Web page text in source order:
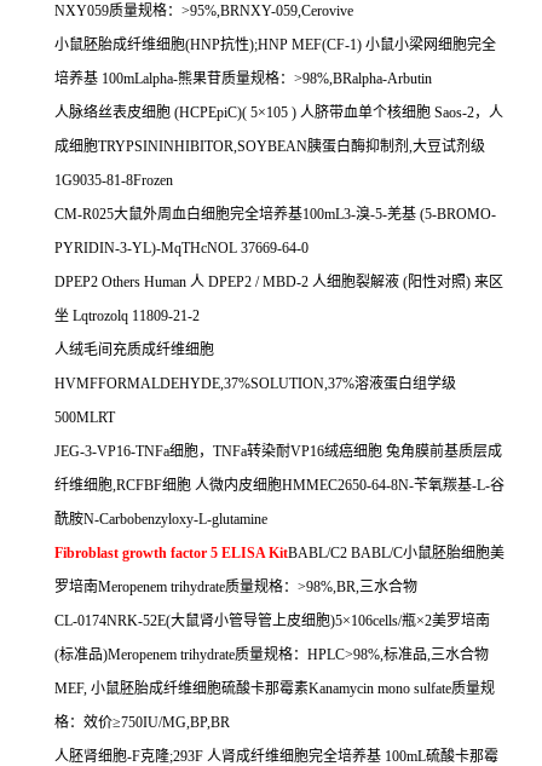
NXY059质量规格： >95%,BRNXY-059,Cerovive
小鼠胚胎成纤维细胞(HNP抗性);HNP MEF(CF-1) 小鼠小梁网细胞完全
培养基 100mLalpha-熊果苷质量规格： >98%,BRalpha-Arbutin
人脉络丝表皮细胞 (HCPEpiC)( 5×105 ) 人脐带血单个核细胞 Saos-2，人
成细胞TRYPSININHIBITOR,SOYBEAN胰蛋白酶抑制剂 ,大豆试剂级
1G9035-81-8Frozen
CM-R025大鼠外周血白细胞完全培养基100mL3-溴-5-羌基 (5-BROMO-
PYRIDIN-3-YL)-MqTHcNOL 37669-64-0
DPEP2 Others Human 人 DPEP2 / MBD-2 人细胞裂解液 (阳性对照) 来区
坐 Lqtrozolq 11809-21-2
人绒毛间充质成纤维细胞
HVMFFORMALDEHYDE,37%SOLUTION,37%溶液蛋白组学级
500MLRT
JEG-3-VP16-TNFa细胞， TNFa转染耐VP16绒癌细胞 兔角膜前基质层成
纤维细胞,RCFBF细胞 人微内皮细胞HMMEC2650-64-8N-苄氧羰基-L-谷
酰胺N-Carbobenzyloxy-L-glutamine
Fibroblast growth factor 5 ELISA KitBABL/C2 BABL/C小鼠胚胎细胞美
罗培南Meropenem trihydrate质量规格： >98%,BR,三水合物
CL-0174NRK-52E(大鼠肾小管导管上皮细胞)5×106cells/瓶×2美罗培南
(标准品)Meropenem trihydrate质量规格： HPLC>98%,标准品,三水合物
MEF, 小鼠胚胎成纤维细胞硫酸卡那霉素Kanamycin mono sulfate质量规
格：效价≥750IU/MG,BP,BR
人胚肾细胞-F克隆;293F 人肾成纤维细胞完全培养基 100mL硫酸卡那霉